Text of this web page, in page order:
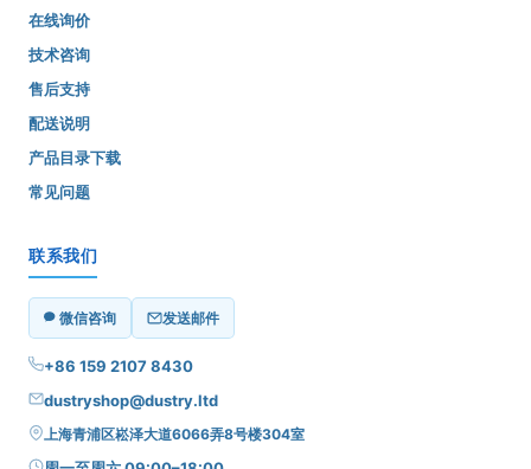
在线询价
技术咨询
售后支持
配送说明
产品目录下载
常见问题
联系我们
微信咨询 发送邮件
+86 159 2107 8430
dustryshop@dustry.ltd
上海青浦区崧泽大道6066弄8号楼304室